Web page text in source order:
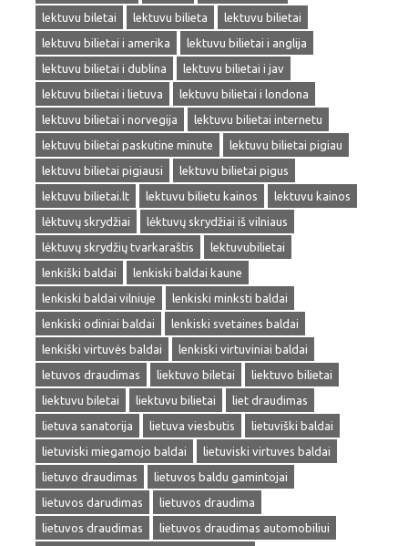
lektuvu biletai
lektuvu bilieta
lektuvu bilietai
lektuvu bilietai i amerika
lektuvu bilietai i anglija
lektuvu bilietai i dublina
lektuvu bilietai i jav
lektuvu bilietai i lietuva
lektuvu bilietai i londona
lektuvu bilietai i norvegija
lektuvu bilietai internetu
lektuvu bilietai paskutine minute
lektuvu bilietai pigiau
lektuvu bilietai pigiausi
lektuvu bilietai pigus
lektuvu bilietai.lt
lektuvu bilietu kainos
lektuvu kainos
lėktuvų skrydžiai
lėktuvų skrydžiai iš vilniaus
lėktuvų skrydžių tvarkaraštis
lektuvubilietai
lenkiški baldai
lenkiski baldai kaune
lenkiski baldai vilniuje
lenkiski minksti baldai
lenkiski odiniai baldai
lenkiski svetaines baldai
lenkiški virtuvės baldai
lenkiski virtuviniai baldai
letuvos draudimas
liektuvo biletai
liektuvo bilietai
liektuvu biletai
liektuvu bilietai
liet draudimas
lietuva sanatorija
lietuva viesbutis
lietuviški baldai
lietuviski miegamojo baldai
lietuviski virtuves baldai
lietuvo draudimas
lietuvos baldu gamintojai
lietuvos darudimas
lietuvos draudima
lietuvos draudimas
lietuvos draudimas automobiliui